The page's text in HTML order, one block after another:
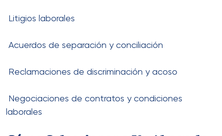
Litigios laborales
Acuerdos de separación y conciliación
Reclamaciones de discriminación y acoso
Negociaciones de contratos y condiciones
laborales